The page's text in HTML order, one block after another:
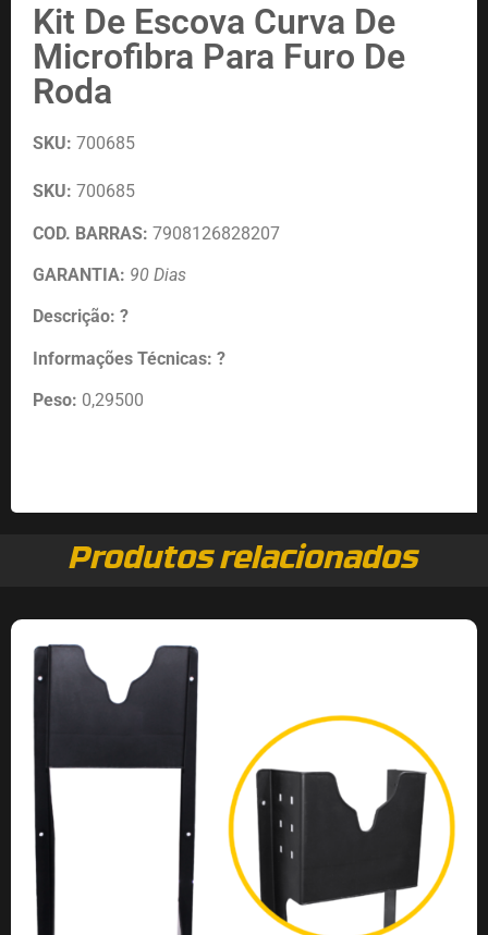
Kit De Escova Curva De
Microfibra Para Furo De
Roda
SKU: 700685
SKU: 700685
COD. BARRAS: 7908126828207
GARANTIA: 90 Dias
Descrição: ?
Informações Técnicas: ?
Peso: 0,29500
Produtos relacionados